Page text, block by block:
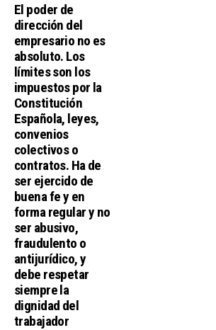
El poder de
dirección del
empresario no es
absoluto. Los
límites son los
impuestos por la
Constitución
Española, leyes,
convenios
colectivos o
contratos. Ha de
ser ejercido de
buena fe y en
forma regular y no
ser abusivo,
fraudulento o
antijurídico, y
debe respetar
siempre la
dignidad del
trabajador